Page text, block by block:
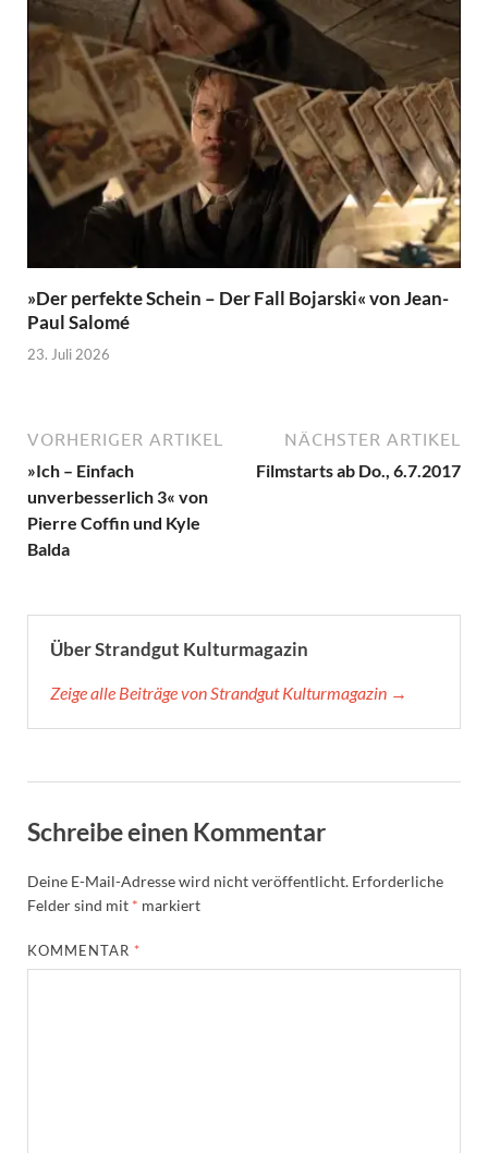
»Der perfekte Schein – Der Fall Bojarski« von Jean-
Paul Salomé
23. Juli 2026
VORHERIGER ARTIKEL
»Ich – Einfach
unverbesserlich 3« von
Pierre Coffin und Kyle
Balda
NÄCHSTER ARTIKEL
Filmstarts ab Do., 6.7.2017
Über Strandgut Kulturmagazin
Zeige alle Beiträge von Strandgut Kulturmagazin →
Schreibe einen Kommentar
Deine E-Mail-Adresse wird nicht veröffentlicht. Erforderliche
Felder sind mit * markiert
KOMMENTAR *